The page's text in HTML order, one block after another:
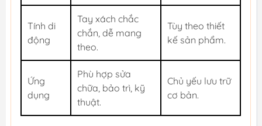
Tính di
động
Tay xách chắc
chắn, dễ mang
theo.
Tùy theo thiết
kế sản phẩm.
Ứng
dụng
Phù hợp sửa
chữa, bảo trì, kỹ
thuật.
Chủ yếu lưu trữ
cơ bản.